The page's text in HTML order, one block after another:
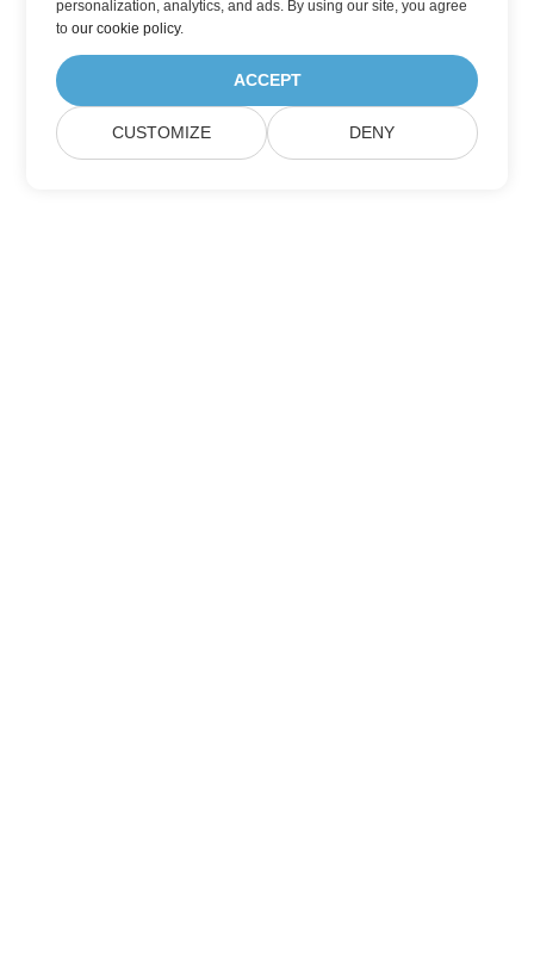
personalization, analytics, and ads. By using our site, you agree
toour cookie policy.
ACCEPT
CUSTOMIZE DENY